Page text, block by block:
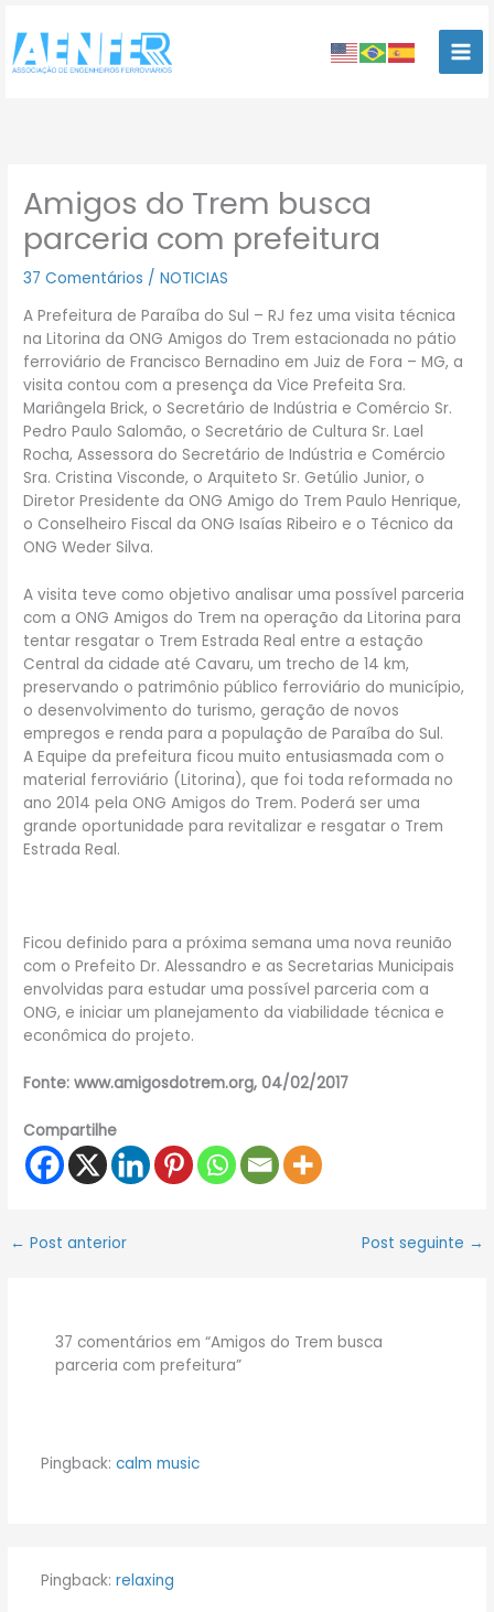
para
conteúdo
Amigos do Trem busca
parceria com prefeitura
37 Comentários /NOTICIAS
A Prefeitura de Paraíba do Sul – RJ fez uma visita técnica
na Litorina da ONG Amigos do Trem estacionada no pátio
ferroviário de Francisco Bernadino em Juiz de Fora – MG, a
visita contou com a presença da Vice Prefeita Sra.
Mariângela Brick, o Secretário de Indústria e Comércio Sr.
Pedro Paulo Salomão, o Secretário de Cultura Sr. Lael
Rocha, Assessora do Secretário de Indústria e Comércio
Sra. Cristina Visconde, o Arquiteto Sr. Getúlio Junior, o
Diretor Presidente da ONG Amigo do Trem Paulo Henrique,
o Conselheiro Fiscal da ONG Isaías Ribeiro e o Técnico da
ONG Weder Silva.
A visita teve como objetivo analisar uma possível parceria
com a ONG Amigos do Trem na operação da Litorina para
tentar resgatar o Trem Estrada Real entre a estação
Central da cidade até Cavaru, um trecho de 14 km,
preservando o patrimônio público ferroviário do município,
o desenvolvimento do turismo, geração de novos
empregos e renda para a população de Paraíba do Sul.
A Equipe da prefeitura ficou muito entusiasmada com o
material ferroviário (Litorina), que foi toda reformada no
ano 2014 pela ONG Amigos do Trem. Poderá ser uma
grande oportunidade para revitalizar e resgatar o Trem
Estrada Real.
Ficou definido para a próxima semana uma nova reunião
com o Prefeito Dr. Alessandro e as Secretarias Municipais
envolvidas para estudar uma possível parceria com a
ONG, e iniciar um planejamento da viabilidade técnica e
econômica do projeto.
Fonte: www.amigosdotrem.org, 04/02/2017
Compartilhe
← Post anterior Post seguinte →
37 comentários em “Amigos do Trem busca
parceria com prefeitura”
Pingback: calm music
Pingback: relaxing